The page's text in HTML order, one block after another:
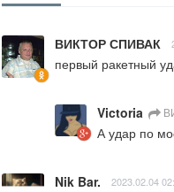
ВИКТОР СПИВАК
первый ракетный
Victoria
А удар по
Nik Bar. 2023.02.04